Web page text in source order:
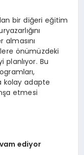
bir diğeri eğitim
önümüzdeki
planlıyor. Bu
kolay adapte
etmesi
ediyor